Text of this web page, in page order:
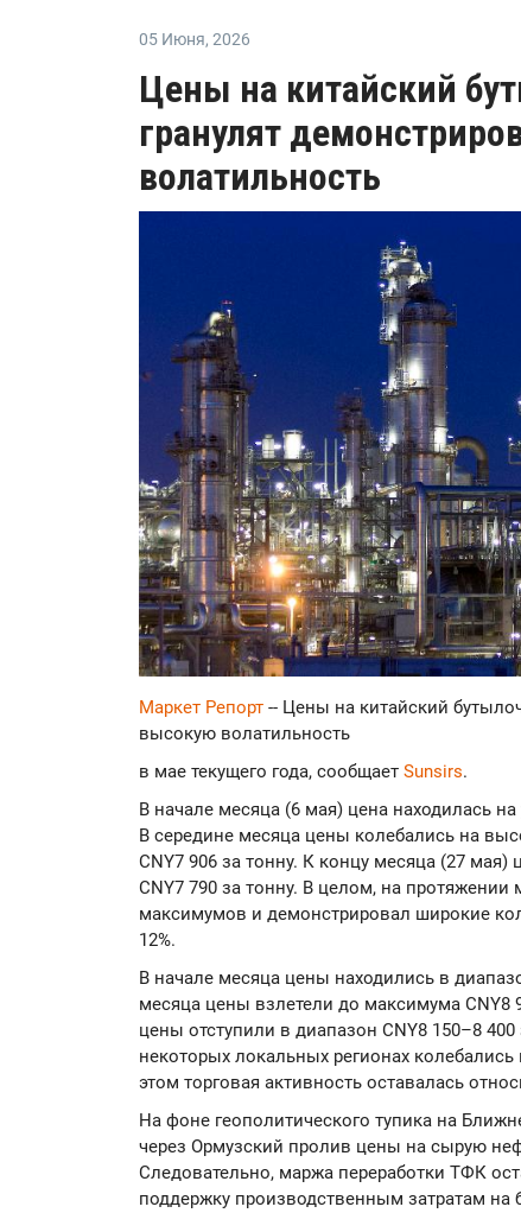
05 Июня, 2026
Цены на китайский
гранулят
волатильность
Маркет Репорт -- Цены на китайский
высокую волатильность
в мае текущего года, сообщает Sunsirs.
В начале месяца (6 мая) цена находилась
В середине месяца цены колебались на
CNY7 906 за тонну. К концу месяца (27
CNY7 790 за тонну. В целом, на протяжении
максимумов и демонстрировал широкие
12%.
В начале месяца цены находились в
месяца цены взлетели до максимума CNY8
цены отступили в диапазон CNY8 150–8
некоторых локальных регионах колебались
этом торговая активность оставалась
На фоне геополитического тупика на
через Ормузский пролив цены на сырую
Следовательно, маржа переработки ТФК
поддержку производственным затратам